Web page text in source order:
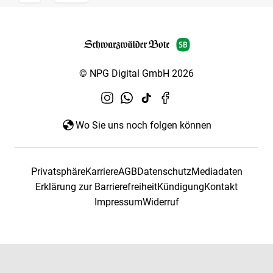
© NPG Digital GmbH 2026
Wo Sie uns noch folgen können
PrivatsphäreKarriereAGBDatenschutzMediadaten
Erklärung zur BarrierefreiheitKündigungKontakt
ImpressumWiderruf